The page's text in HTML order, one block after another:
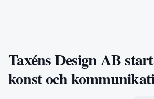
Taxéns Design AB
konst och